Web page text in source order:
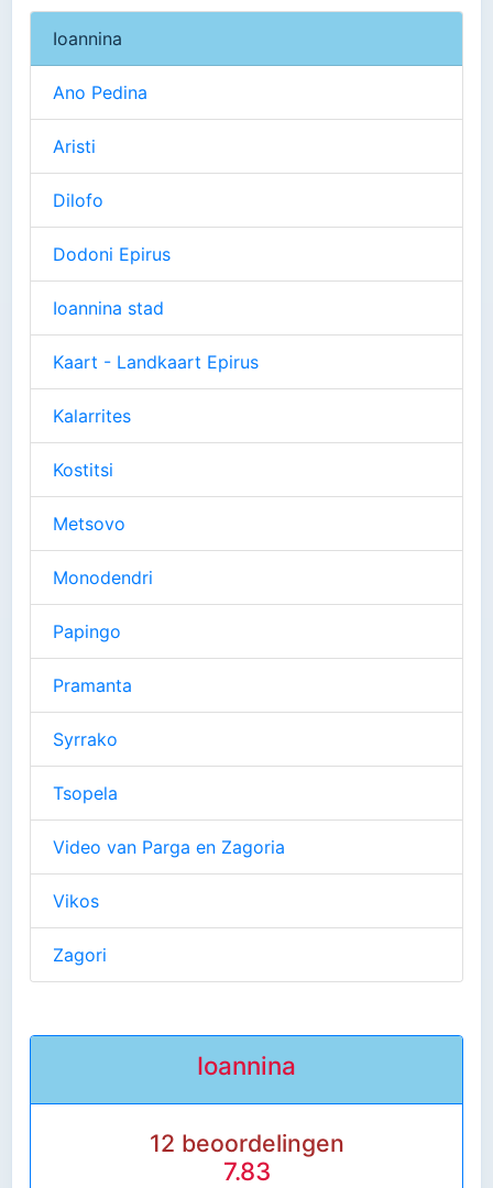
Ioannina
Ano Pedina
Aristi
Dilofo
Dodoni Epirus
Ioannina stad
Kaart - Landkaart Epirus
Kalarrites
Kostitsi
Metsovo
Monodendri
Papingo
Pramanta
Syrrako
Tsopela
Video van Parga en Zagoria
Vikos
Zagori
Ioannina
12 beoordelingen
7.83